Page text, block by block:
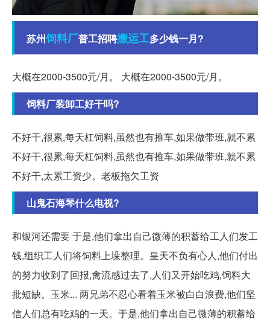
苏州饲料厂普工招聘搬运工多少钱一月?
大概在2000-3500元/月。 大概在2000-3500元/月。
饲料厂装卸工好干吗?
不好干,很累,每天杠饲料,虽然也有推车,如果做带班,就不累
不好干,很累,每天杠饲料,虽然也有推车,如果做带班,就不累
不好干,太累工资少。老板拖欠工资
山鬼石海琴什么电视?
和银河还需要 于是,他们拿出自己微薄的积蓄给工人们发工
钱,组织工人们将饲料上垛整理。皇天不负有心人,他们付出
的努力收到了回报,禽流感过去了,人们又开始吃鸡,饲料大
批短缺。玉米... 两兄弟不忍心看着玉米被白白浪费,他们坚
信人们总有吃鸡的一天。于是,他们拿出自己微薄的积蓄给